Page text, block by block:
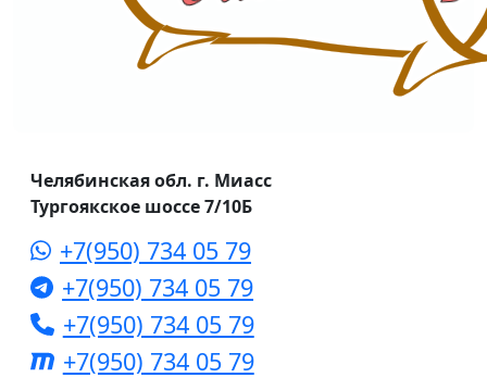
Челябинская обл. г. Миасс
Тургоякское шоссе 7/10Б
+7(950) 734 05 79
+7(950) 734 05 79
+7(950) 734 05 79
+7(950) 734 05 79